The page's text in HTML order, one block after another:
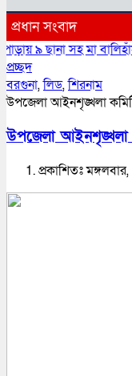
প্রধান সংবাদ
সহ মা বালিহাঁস উ’দ্ধা’র
প্রচ্ছদ
বরগুনা,লিড,শিরনাম
উপজেলা আইনশৃঙ্খলা
উপজেলা আইনশৃঙ্খলা
প্রকাশিতঃ